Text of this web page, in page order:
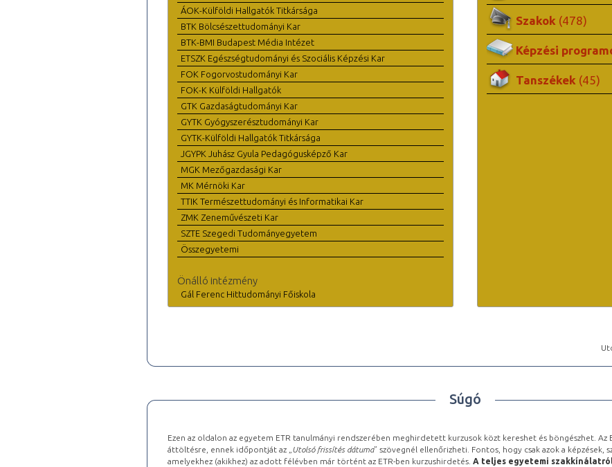
ÁOK-Külföldi Hallgatók Titkársága
BTK Bölcsészettudományi Kar
BTK-BMI Budapest Média Intézet
ETSZK Egészségtudományi és Szociális Képzési Kar
FOK Fogorvostudományi Kar
FOK-K Külföldi Hallgatók
GTK Gazdaságtudományi Kar
GYTK Gyógyszerésztudományi Kar
GYTK-Külföldi Hallgatók Titkársága
JGYPK Juhász Gyula Pedagógusképző Kar
MGK Mezőgazdasági Kar
MK Mérnöki Kar
TTIK Természettudományi és Informatikai Kar
ZMK Zeneművészeti Kar
SZTE Szegedi Tudományegyetem
Összegyetemi
Önálló intézmény
Gál Ferenc Hittudományi Főiskola
Szakok (478)
Képzési
Tanszékek (45)
Súgó
Ezen az oldalon az egyetem ETR tanulmányi rendszerében meghirdetett kurzusok közt kereshet és böngészhet. Az
áttöltésre, ennek időpontját az „ Utolsó frissítés dátuma” szövegnél ellenőrizheti. Fontos, hogy csak azok a képzések,
amelyekhez (akikhez) az adott félévben már történt az ETR-ben kurzushirdetés. A teljes egyetemi